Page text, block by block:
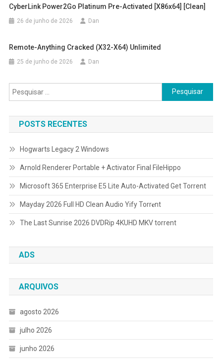
CyberLink Power2Go Platinum Pre-Activated [x86x64] [Clean]
26 de junho de 2026 Dan
Remote-Anything Cracked (x32-X64) Unlimited
25 de junho de 2026 Dan
Pesquisar
por:
POSTS RECENTES
Hogwarts Legacy 2 Windows
Arnold Renderer Portable + Activator Final FileHippo
Microsoft 365 Enterprise E5 Lite Auto-Activated Gеt Torrent
Mayday 2026 Full HD Clean Audio Yify Torr𝐞nt
The Last Sunrise 2026 DVDRip 4KUHD MKV torrent
ADS
ARQUIVOS
agosto 2026
julho 2026
junho 2026